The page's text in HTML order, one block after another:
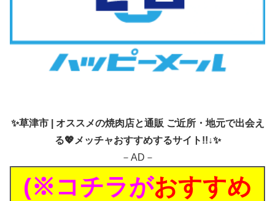
✨草津市 | オススメの焼肉店と通販 ご近所・地元で出会え
る💖メッチャおすすめするサイト!!↓✨
－AD－
(※コチラがおすすめ